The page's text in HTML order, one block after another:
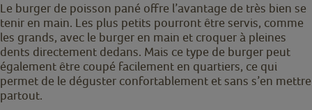
Le burger de poisson pané offre l’avantage de très bien se
tenir en main. Les plus petits pourront être servis, comme
les grands, avec le burger en main et croquer à pleines
dents directement dedans. Mais ce type de burger peut
également être coupé facilement en quartiers, ce qui
permet de le déguster confortablement et sans s’en mettre
partout.